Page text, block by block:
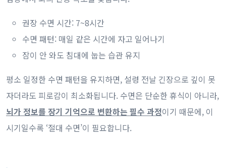
권장 수면 시간: 7~8시간
수면 패턴: 매일 같은 시간에 자고 일어나기
잠이 안 와도 침대에 눕는 습관 유지
평소 일정한 수면 패턴을 유지하면, 설령 전날 긴장으로 깊이 못
자더라도 피로감이 최소화됩니다. 수면은 단순한 휴식이 아니라,
뇌가 정보를 장기 기억으로 변환하는 필수 과정이기 때문에, 이
시기일수록 ‘절대 수면’이 필요합니다.